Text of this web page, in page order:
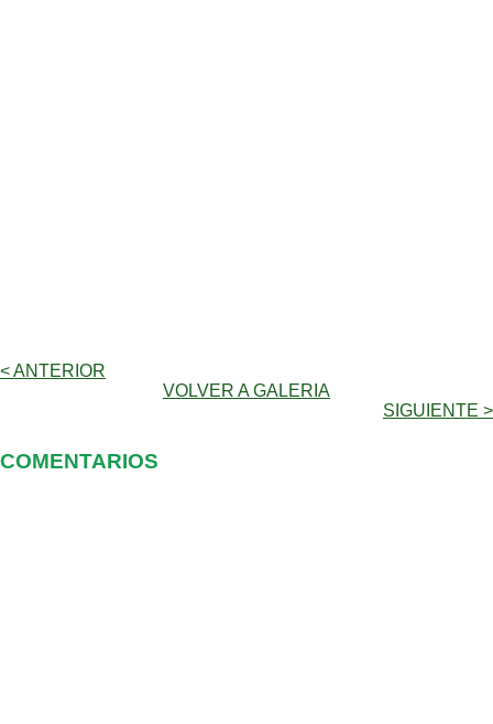
< ANTERIOR
VOLVER A GALERIA
SIGUIENTE >
COMENTARIOS